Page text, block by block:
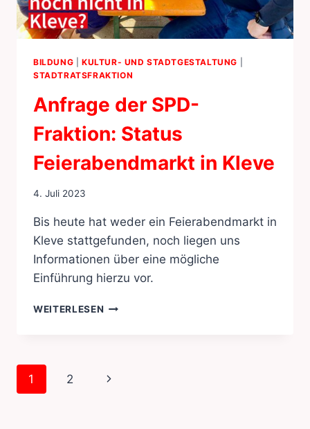
BILDUNG KULTUR- UND STADTGESTALTUNG
STADTRATSFRAKTION
Anfrage der SPD-
Fraktion: Status
Feierabendmarkt in Kleve
4. Juli 2023
Bis heute hat weder ein Feierabendmarkt in
Kleve stattgefunden, noch liegen uns
Informationen über eine mögliche
Einführung hierzu vor.
WEITERLESEN ANFRAGE
FEIERABENDMARKT
Seitennavigation
1 2
Nächste